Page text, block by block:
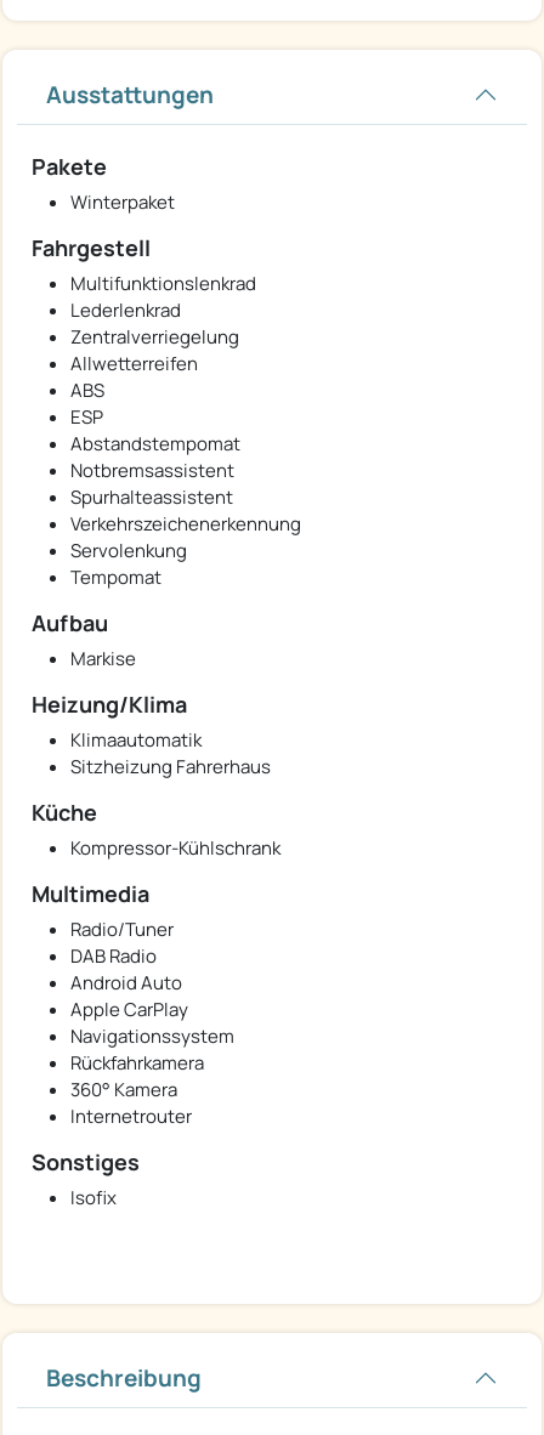
Ausstattungen
Pakete
Winterpaket
Fahrgestell
Multifunktionslenkrad
Lederlenkrad
Zentralverriegelung
Allwetterreifen
ABS
ESP
Abstandstempomat
Notbremsassistent
Spurhalteassistent
Verkehrszeichenerkennung
Servolenkung
Tempomat
Aufbau
Markise
Heizung/Klima
Klimaautomatik
Sitzheizung Fahrerhaus
Küche
Kompressor-Kühlschrank
Multimedia
Radio/Tuner
DAB Radio
Android Auto
Apple CarPlay
Navigationssystem
Rückfahrkamera
360° Kamera
Internetrouter
Sonstiges
Isofix
Beschreibung